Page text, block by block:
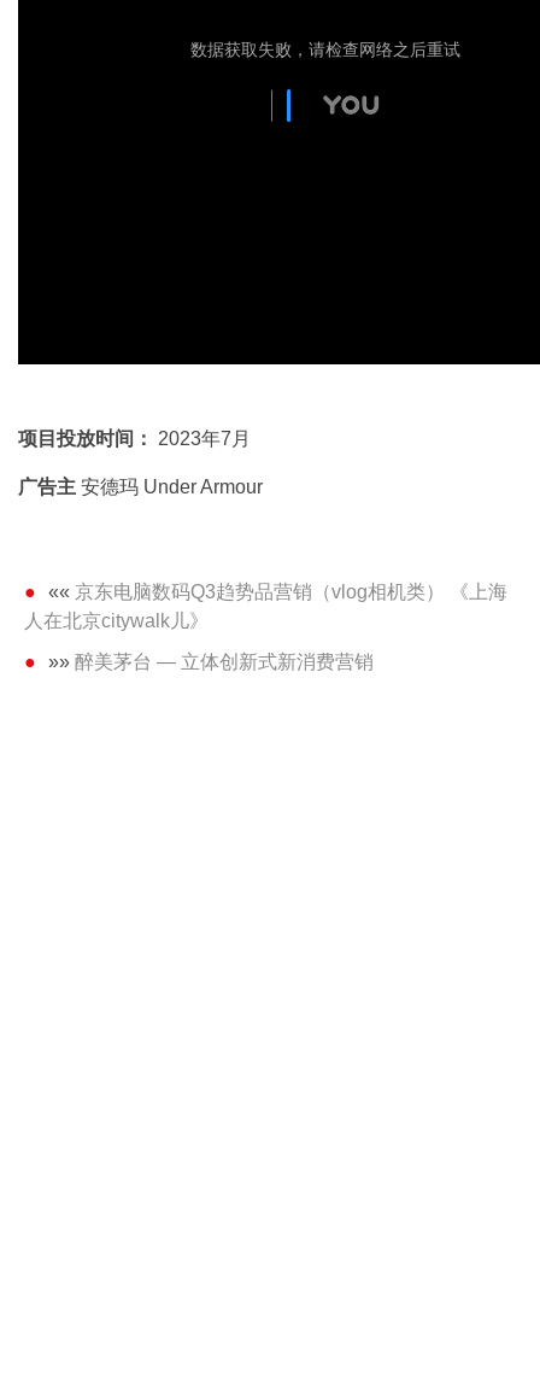
项目投放时间： 2023年7月
广告主 安德玛 Under Armour
«« 京东电脑数码Q3趋势品营销（vlog相机类） 《上海
人在北京citywalk儿》
»» 醉美茅台 — 立体创新式新消费营销